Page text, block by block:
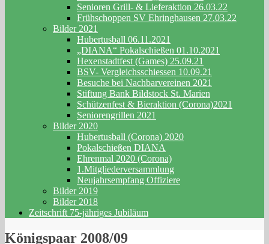
Senioren Grill- & Lieferaktion 26.03.22
Frühschoppen SV Ehringhausen 27.03.22
Bilder 2021
Hubertusball 06.11.2021
„DIANA“ Pokalschießen 01.10.2021
Hexenstadtfest (Games) 25.09.21
BSV- Vergleichsschiessen 10.09.21
Besuche bei Nachbarvereinen 2021
Stiftung Bank Bildstock St. Marien
Schützenfest & Bieraktion (Corona)2021
Seniorengrillen 2021
Bilder 2020
Hubertusball (Corona) 2020
Pokalschießen DIANA
Ehrenmal 2020 (Corona)
1.Mitgliederversammlung
Neujahrsempfang Offiziere
Bilder 2019
Bilder 2018
Zeitschrift 75-jähriges Jubiläum
Königspaar 2008/09